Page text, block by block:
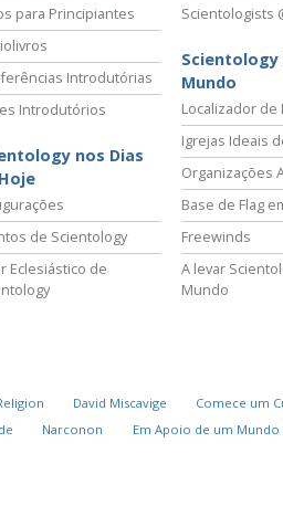
para Principiantes
Introdutórias
Introdutórios
nos Dias
de Scientology
Eclesiástico de
Scientologists
Scientology
Mundo
Localizador de
Igrejas Ideais
Organizações
Base de Flag
Freewinds
A levar
Mundo
David Miscavige Comece um
Narconon Em Apoio de um Mundo